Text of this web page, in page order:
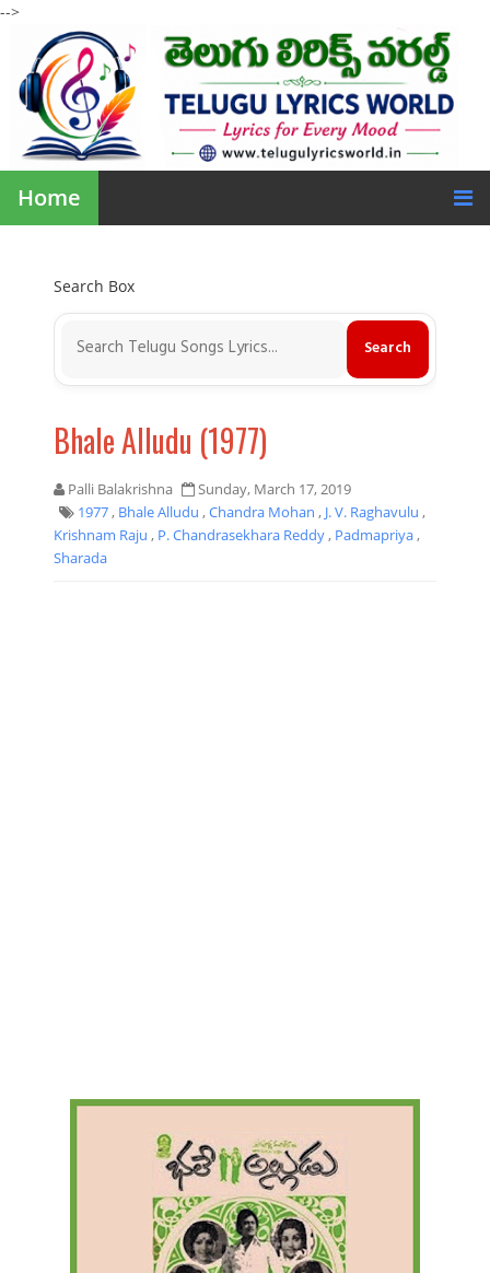
-->
Home
Search Box
Bhale Alludu (1977)
Palli Balakrishna
Sunday, March 17, 2019
1977, Bhale Alludu ,Chandra Mohan , J. V. Raghavulu ,
Krishnam Raju , P. Chandrasekhara Reddy, Padmapriya,
Sharada